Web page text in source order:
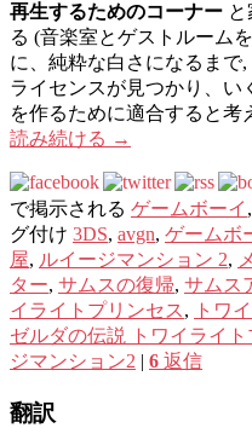
再生するためのコーナー
る (音楽室とゲストルーム
に、純粋な白さになるまで
ライセンスが見つかり、い
を作るために適合すると考
読み続ける →
で掲示される ゲームボーイ ,
グ付け 3DS, avgn, ゲームボ
屋, ルイージマンション 2,
ター, サムスの復帰, サムス
イライトプリンセス , トワ
ゼルダの伝説 トワイライト
ジマンション2 | 6 返信
翻訳